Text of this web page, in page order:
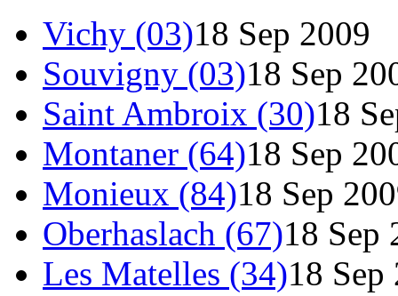
Vichy (03)18 Sep 2009
Souvigny (03)18 Sep
Saint Ambroix (30)18
Montaner (64)18 Sep
Monieux (84)18 Sep
Oberhaslach (67)18 Sep
Les Matelles (34)18 Sep